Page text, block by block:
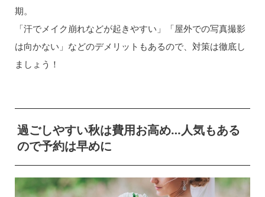
期。
「汗でメイク崩れなどが起きやすい」「屋外での写真撮影
は向かない」などのデメリットもあるので、対策は徹底し
ましょう！
過ごしやすい秋は費用お高め…人気もある
ので予約は早めに